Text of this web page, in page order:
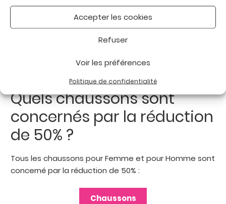
Accepter les cookies
Refuser
Voir les préférences
Politique de confidentialité
Chaussures thérapeutiques Homme
Milieu médical
Quels chaussons sont
concernés par la réduction
de 50% ?
Tous les chaussons pour Femme et pour Homme sont
concerné par la réduction de 50% :
Chaussons